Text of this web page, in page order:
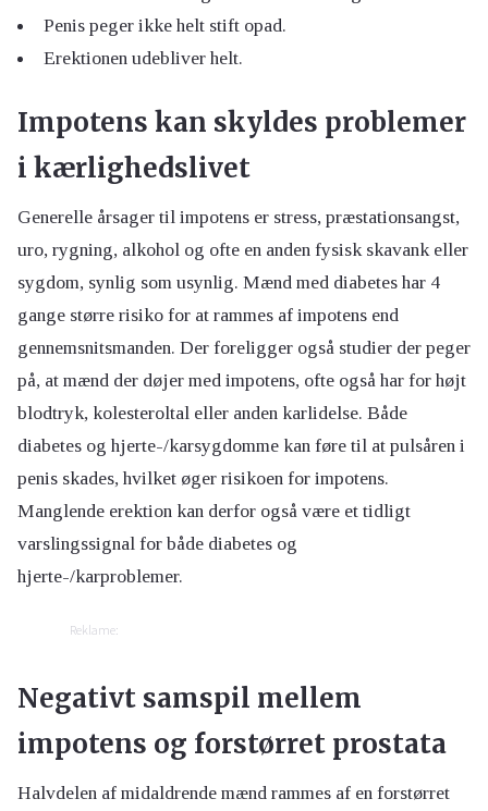
Penis peger ikke helt stift opad.
Erektionen udebliver helt.
Impotens kan skyldes problemer
i kærlighedslivet
Generelle årsager til impotens er stress, præstationsangst,
uro, rygning, alkohol og ofte en anden fysisk skavank eller
sygdom, synlig som usynlig. Mænd med diabetes har 4
gange større risiko for at rammes af impotens end
gennemsnitsmanden. Der foreligger også studier der peger
på, at mænd der døjer med impotens, ofte også har for højt
blodtryk, kolesteroltal eller anden karlidelse. Både
diabetes og hjerte-/karsygdomme kan føre til at pulsåren i
penis skades, hvilket øger risikoen for impotens.
Manglende erektion kan derfor også være et tidligt
varslingssignal for både diabetes og
hjerte-/karproblemer.
Reklame:
Negativt samspil mellem
impotens og forstørret prostata
Halvdelen af midaldrende mænd rammes af en forstørret